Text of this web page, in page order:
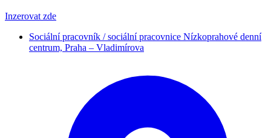
Inzerovat zde
Sociální pracovník / sociální pracovnice Nízkoprahové denní
centrum, Praha – Vladimírova